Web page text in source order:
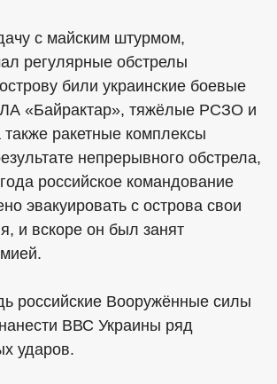
с майским штурмом,
регулярные обстрелы
били украинские боевые
«Байрактар», тяжёлые РСЗО и
также ракетные комплексы
непрерывного обстрела,
российское командование
эвакуировать с острова свои
и вскоре он был занят
российские Вооружённые силы
ВВС Украины ряд
ударов.